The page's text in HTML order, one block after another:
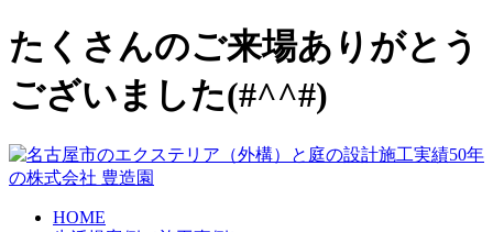
たくさんのご来場ありがとう
ございました(#^^#)
HOME